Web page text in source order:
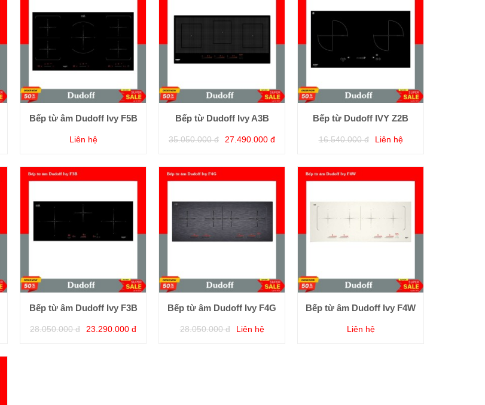
Bếp từ âm Dudoff Ivy F5B
Liên hệ
Bếp từ Dudoff Ivy A3B
35.050.000 đ 27.490.000 đ
Bếp từ Dudoff IVY Z2B
16.540.000 đ Liên hệ
Bếp từ âm Dudoff Ivy F3B
28.050.000 đ 23.290.000 đ
Bếp từ âm Dudoff Ivy F4G
28.050.000 đ Liên hệ
Bếp từ âm Dudoff Ivy F4W
Liên hệ